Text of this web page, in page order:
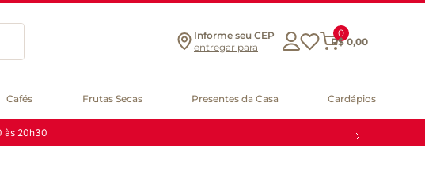
Informe seu CEP
entregar para
0
R$ 0,00
Cafés Frutas Secas Presentes da Casa Cardápios
às 20h30